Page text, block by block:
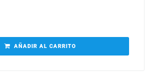
AÑADIR AL CARRITO